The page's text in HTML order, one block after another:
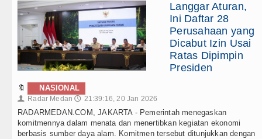
Langgar Aturan,
Ini Daftar 28
Perusahaan yang
Dicabut Izin Usai
Ratas Dipimpin
Presiden
🔖 NASIONAL
👤 Radar Medan 🕔 21:39:16, 20 Jan 2026
RADARMEDAN.COM, JAKARTA - Pemerintah menegaskan
komitmennya dalam menata dan menertibkan kegiatan ekonomi
berbasis sumber daya alam. Komitmen tersebut ditunjukkan dengan